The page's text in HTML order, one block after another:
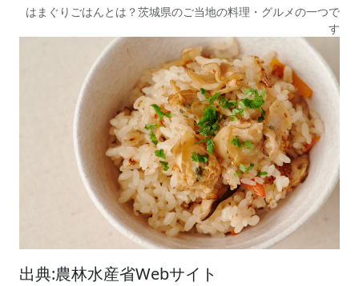
はまぐりごはんとは？茨城県のご当地の料理・グルメの一つで
す
出典:農林水産省Webサイト